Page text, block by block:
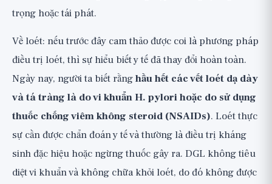
trọng hoặc tái phát.
Về loét: nếu trước đây cam thảo được coi là phương pháp
điều trị loét, thì sự hiểu biết y tế đã thay đổi hoàn toàn.
Ngày nay, người ta biết rằnghầu hết các vết loét dạ dày
và tá tràng là do vi khuẩn H. pylori hoặc do sử dụng
thuốc chống viêm không steroid (NSAIDs). Loét thực
sự cần được chẩn đoán y tế và thường là điều trị kháng
sinh đặc hiệu hoặc ngừng thuốc gây ra. DGL không tiêu
diệt vi khuẩn và không chữa khỏi loét, do đó không được